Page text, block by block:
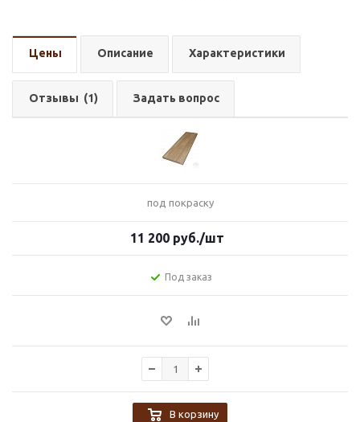
Цены Описание Характеристики
Отзывы (1) Задать вопрос
под покраску
11 200 руб./шт
Под заказ
В корзину